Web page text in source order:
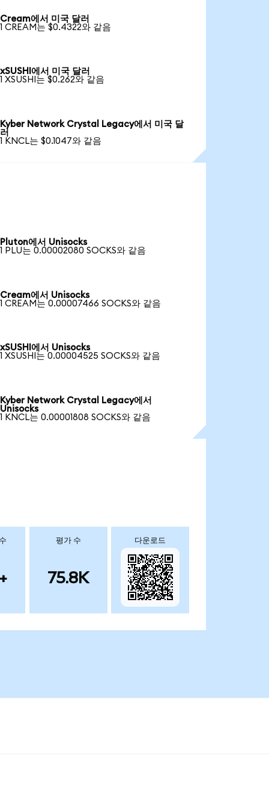
Cream에서 미국 달러
1 CREAM는 $0.4322와 같음
xSUSHI에서 미국 달러
1 XSUSHI는 $0.262와 같음
Kyber Network Crystal Legacy에서 미국 달
러
1 KNCL는 $0.1047와 같음
Pluton에서 Unisocks
1 PLU는 0.00002080 SOCKS와 같음
Cream에서 Unisocks
1 CREAM는 0.00007466 SOCKS와 같음
xSUSHI에서 Unisocks
1 XSUSHI는 0.00004525 SOCKS와 같음
Kyber Network Crystal Legacy에서
Unisocks
1 KNCL는 0.00001808 SOCKS와 같음
평가 수
75.8K
다운로드